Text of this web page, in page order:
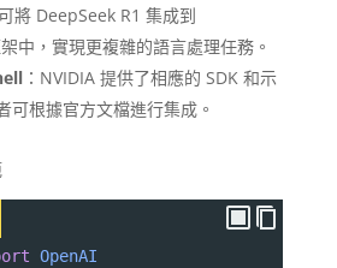
將 DeepSeek R1 集成到
中，實現更複雜的語言處理任務。​
：​NVIDIA 提供了相應的 SDK 和示
可根據官方文檔進行集成。
OpenAI